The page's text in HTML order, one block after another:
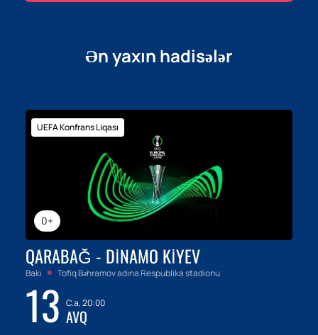
Ən yaxın hadisələr
0+
UEFA Konfrans Liqası
QARABAĞ - DINAMO KIYEV
Bakı Tofiq Bəhramov adına Respublika stadionu
13 C.a, 20:00
AVQ